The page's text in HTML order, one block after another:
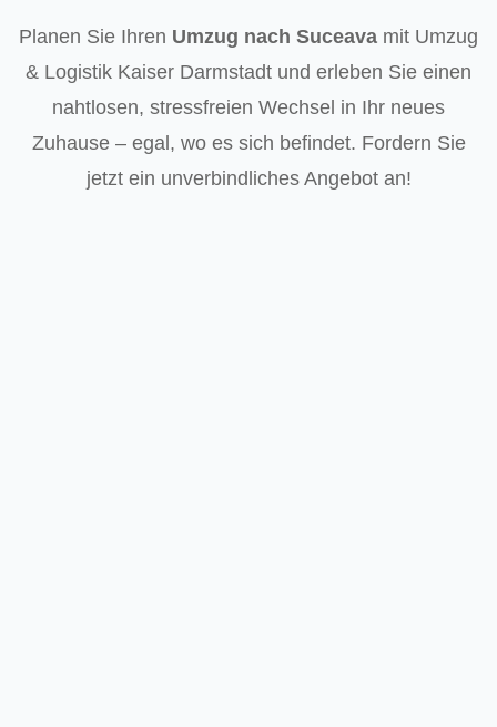
Planen Sie Ihren Umzug nach Suceava mit Umzug
& Logistik Kaiser Darmstadt und erleben Sie einen
nahtlosen, stressfreien Wechsel in Ihr neues
Zuhause – egal, wo es sich befindet. Fordern Sie
jetzt ein unverbindliches Angebot an!